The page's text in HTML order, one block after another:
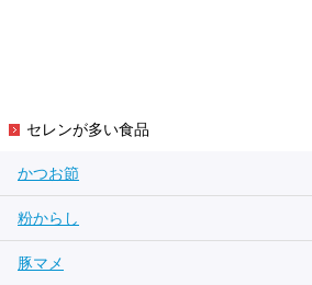
セレンが多い食品
かつお節
粉からし
豚マメ